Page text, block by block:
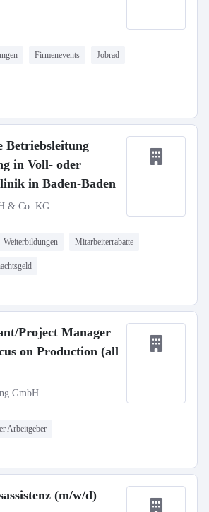
Firmenevents Jobrad
Betriebsleitung
in Voll- oder
in Baden-Baden
& Co. KG
Weiterbildungen Mitarbeiterrabatte
Project Manager
on Production (all
GmbH
Arbeitgeber
(m/w/d)